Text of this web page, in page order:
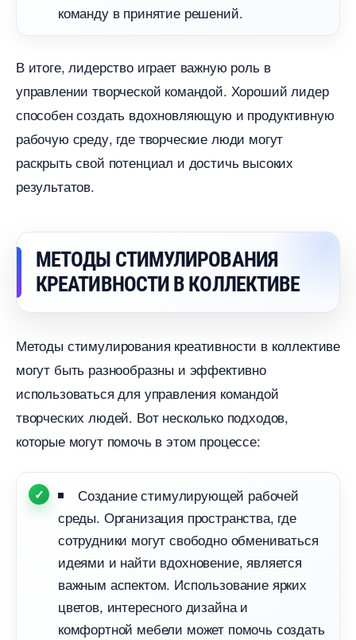
команду в принятие решений.
итоге, лидерство играет важную роль
управлении творческой командой. Хороший лидер
способен создать вдохновляющую и продуктивную
рабочую среду, где творческие люди могут
раскрыть свой потенциал и достичь высоких
результатов.
МЕТОДЫ СТИМУЛИРОВАНИЯ
КРЕАТИВНОСТИ В КОЛЛЕКТИВЕ
Методы стимулирования креативности в коллективе
могут быть разнообразны и эффективно
использоваться для управления командой
творческих людей. Вот несколько подходов,
которые могут помочь в этом процессе:
Создание стимулирующей рабочей
среды. Организация пространства, где
сотрудники могут свободно обмениваться
идеями и найти вдохновение, является
ажным аспектом. Использование ярких
цветов, интересного дизайна и
комфортной мебели может помочь создать